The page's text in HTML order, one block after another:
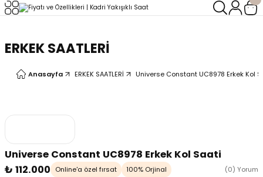
ERKEK SAATLERİ
Anasayfa ERKEK SAATLERİ Universe Constant UC8978 Erkek Kol
Universe Constant UC8978 Erkek Kol Saati
₺ 112.000
Online'a özel fırsat 100% Orjinal
(0) Yorum
Geri Dön
Geri Dön